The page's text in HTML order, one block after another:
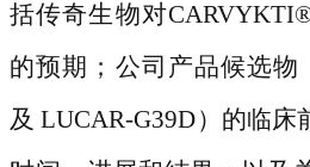
括传奇生物对CARVYKTI
的预期；公司产品候选物
及 LUCAR-G39D）的临床